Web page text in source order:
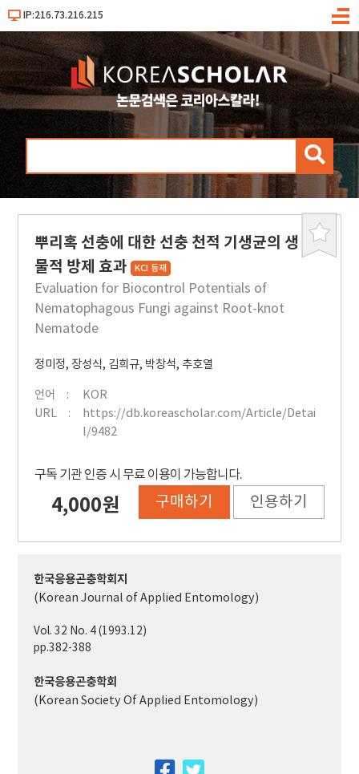
IP:216.73.216.215
메
검
북
뿌리혹 선충에 대한 선충 천적 기생균의 생
물적 방제 효과 KCI 등재
Evaluation for Biocontrol Potentials of
Nematophagous Fungi against Root-knot
Nematode
정미정, 장성식, 김희규, 박창석, 추호열
언어
KOR
URL
https://db.koreascholar.com/Article/Detai
l/9482
구독 기관 인증 시 무료 이용이 가능합니다.
4,000원 구매하기 인용하기
한국응용곤충학회지
(Korean Journal of Applied Entomology)
Vol. 32 No. 4 (1993.12)
pp.382-388
한국응용곤충학회
(Korean Society Of Applied Entomology)
facebook